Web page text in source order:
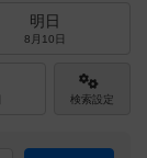
明日
8月10日
検索設定